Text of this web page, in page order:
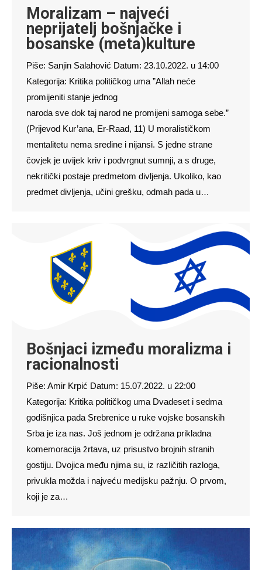
Moralizam – najveći
neprijatelj bošnjačke i
bosanske (meta)kulture
Piše: Sanjin Salahović Datum: 23.10.2022. u 14:00
Kategorija: Kritika političkog uma ”Allah neće
promijeniti stanje jednog
naroda sve dok taj narod ne promijeni samoga sebe.”
(Prijevod Kur’ana, Er-Raad, 11) U moralističkom
mentalitetu nema sredine i nijansi. S jedne strane
čovjek je uvijek kriv i podvrgnut sumnji, a s druge,
nekritički postaje predmetom divljenja. Ukoliko, kao
predmet divljenja, učini grešku, odmah pada u…
Bošnjaci između moralizma i
racionalnosti
Piše: Amir Krpić Datum: 15.07.2022. u 22:00
Kategorija: Kritika političkog uma Dvadeset i sedma
godišnjica pada Srebrenice u ruke vojske bosanskih
Srba je iza nas. Još jednom je održana prikladna
komemoracija žrtava, uz prisustvo brojnih stranih
gostiju. Dvojica među njima su, iz različitih razloga,
privukla možda i najveću medijsku pažnju. O prvom,
koji je za…